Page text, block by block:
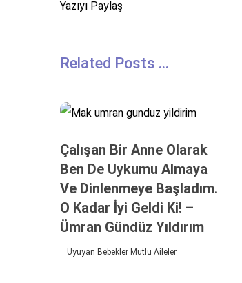
Related Posts ...
Çalışan Bir Anne Olarak
Ben De Uykumu Almaya
Ve Dinlenmeye Başladım.
O Kadar İyi Geldi Ki! –
Ümran Gündüz Yıldırım
Uyuyan Bebekler Mutlu Aileler